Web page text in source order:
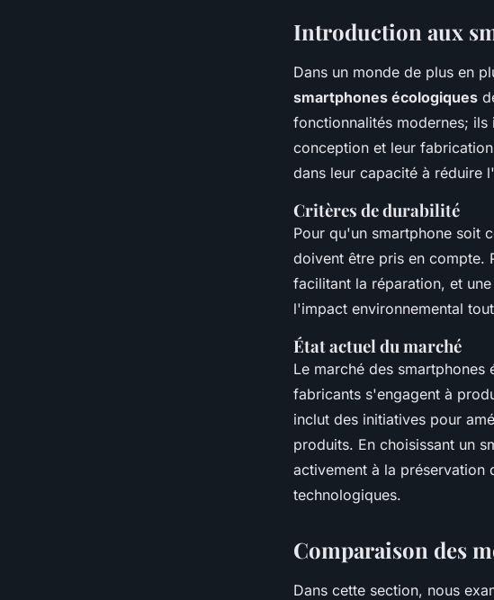
Introduction aux
Dans un monde de plus en
smartphones écologiques
fonctionnalités modernes; ils
conception et leur
dans leur capacité à réduire
Critères de durabilité
Pour qu'un smartphone soit
doivent être pris en compte.
facilitant la réparation, et
l'impact environnemental
État actuel du marché
Le marché des
fabricants s'engagent à
inclut des initiatives pour
produits. En choisissant un
activement à la préservation
technologiques.
Comparaison des
Dans cette section, nous